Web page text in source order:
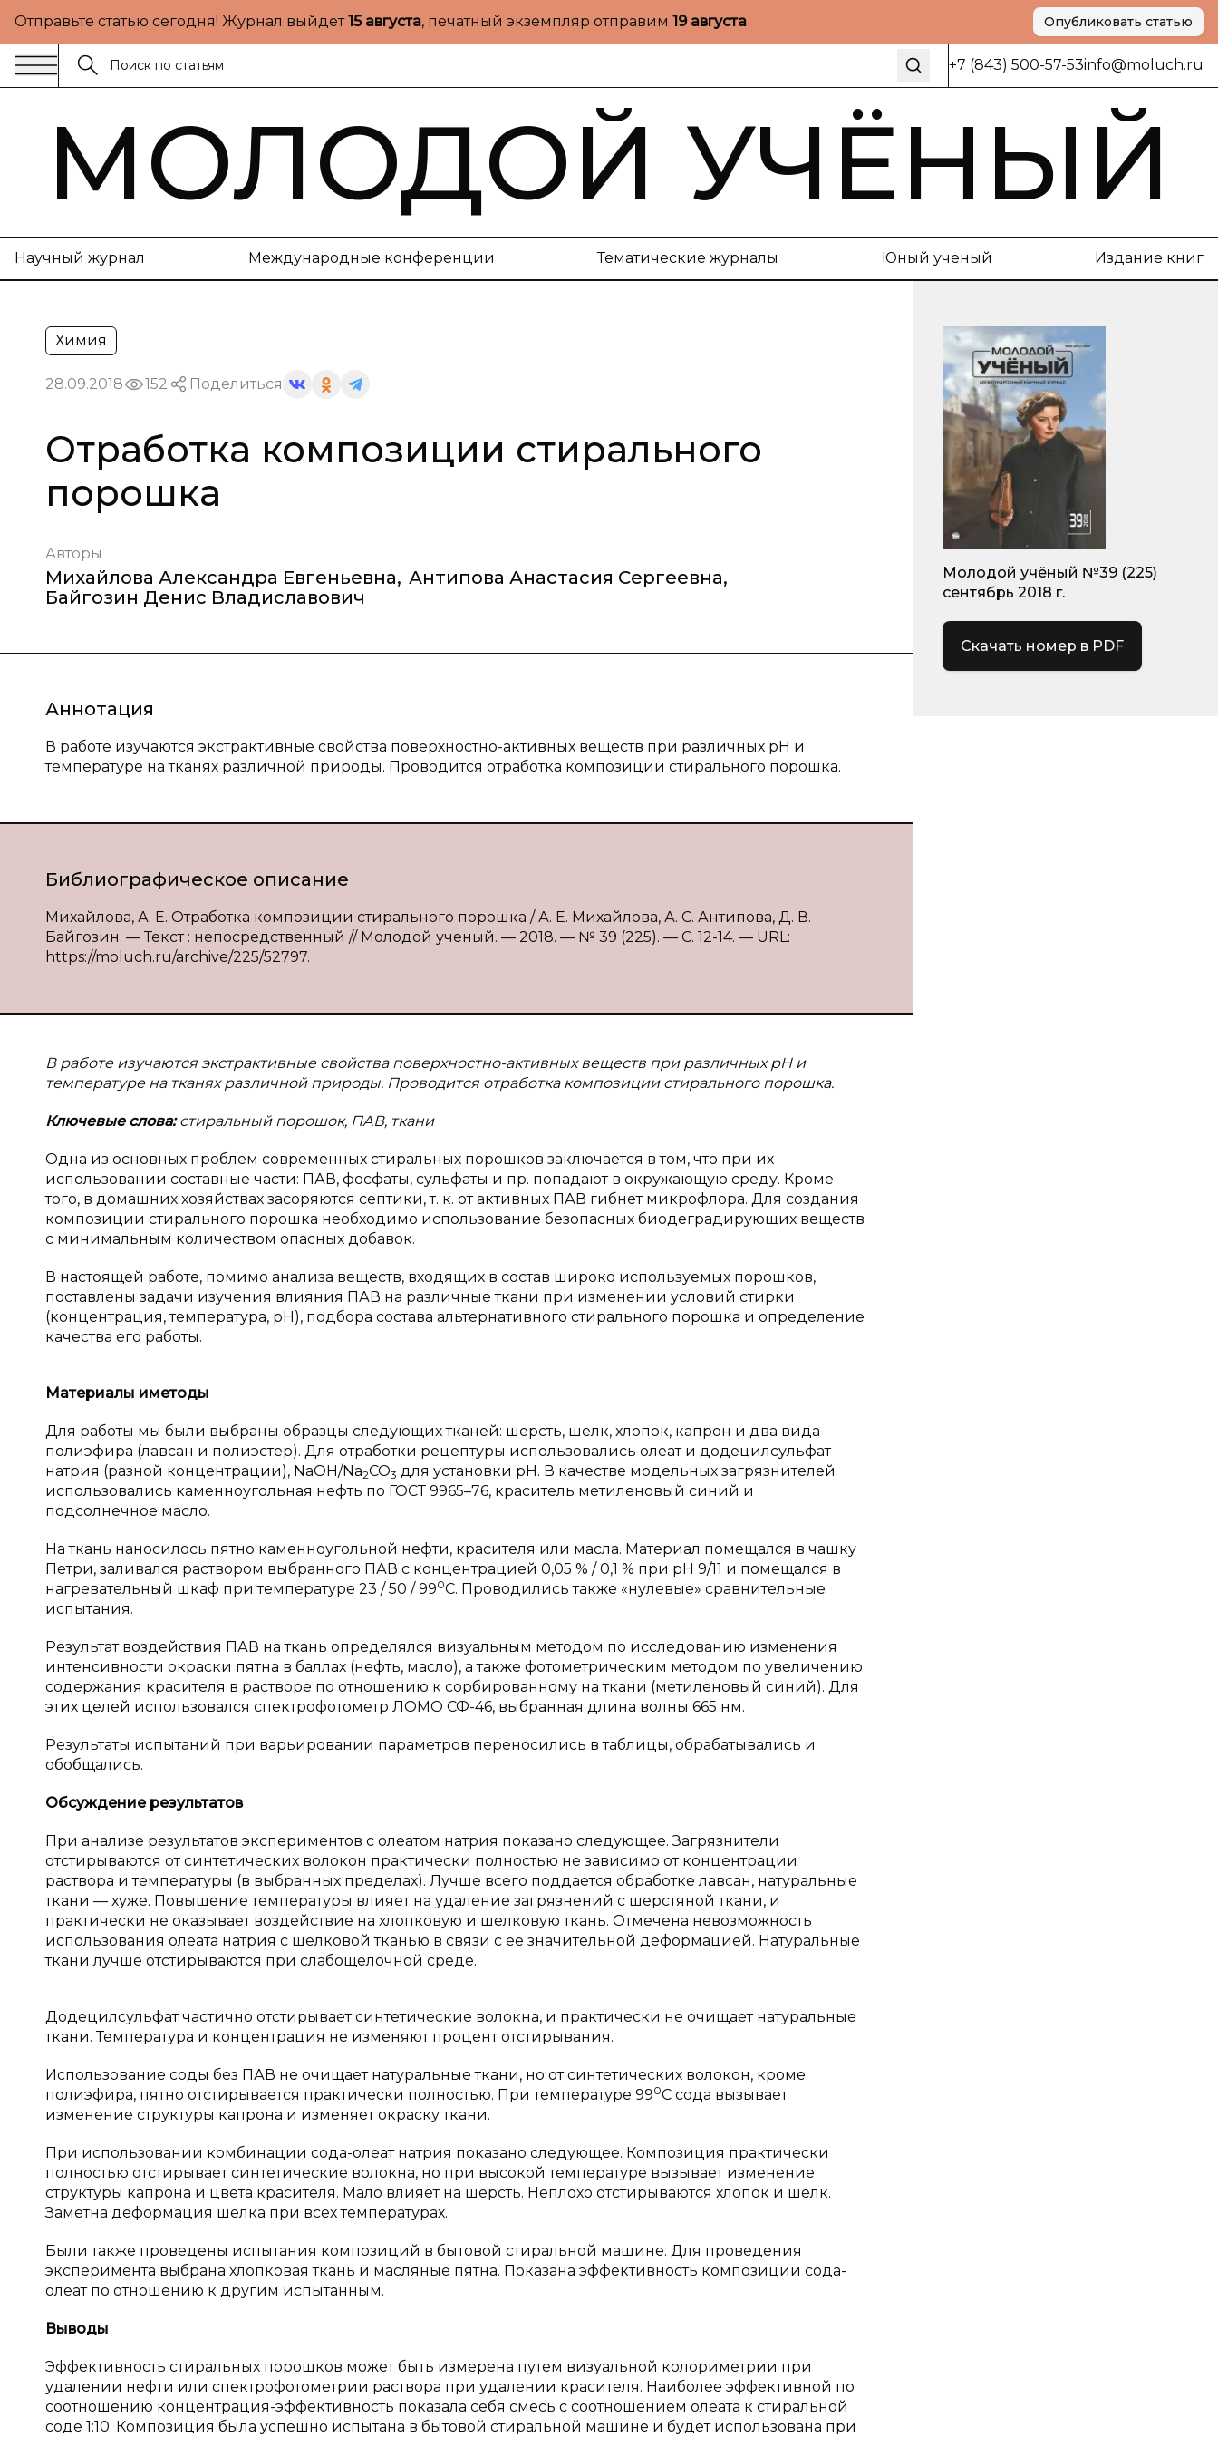
Отправьте статью сегодня! Журнал выйдет15 августа, печатный экземпляр отправим 19 августа Опубликовать статью
+7 (843) 500-57-53info@moluch.ru
МОЛОДОЙ УЧЁНЫЙ
Научный журнал Международные конференции Тематические журналы Юный ученый Издание книг
Химия
28.09.2018 152 Поделиться
Отработка композиции стирального
порошка
Авторы
Михайлова Александра Евгеньевна, Антипова Анастасия Сергеевна,
Байгозин Денис Владиславович
Аннотация
В работе изучаются экстрактивные свойства поверхностно-активных веществ при различных pH и
температуре на тканях различной природы. Проводится отработка композиции стирального порошка.
Библиографическое описание
Михайлова, А. Е. Отработка композиции стирального порошка / А. Е. Михайлова, А. С. Антипова, Д. В.
Байгозин. — Текст : непосредственный // Молодой ученый. — 2018. — № 39 (225). — С. 12-14. — URL:
https://moluch.ru/archive/225/52797.
В работе изучаются экстрактивные свойства поверхностно-активных веществ при различных pH и
температуре на тканях различной природы. Проводится отработка композиции стирального порошка.
Ключевые слова:стиральный порошок, ПАВ, ткани
Одна из основных проблем современных стиральных порошков заключается в том, что при их
использовании составные части: ПАВ, фосфаты, сульфаты и пр. попадают в окружающую среду. Кроме
того, в домашних хозяйствах засоряются септики, т. к. от активных ПАВ гибнет микрофлора. Для создания
композиции стирального порошка необходимо использование безопасных биодеградирующих веществ
с минимальным количеством опасных добавок.
В настоящей работе, помимо анализа веществ, входящих в состав широко используемых порошков,
поставлены задачи изучения влияния ПАВ на различные ткани при изменении условий стирки
(концентрация, температура, pH), подбора состава альтернативного стирального порошка и определение
качества его работы.
Материалы иметоды
Для работы мы были выбраны образцы следующих тканей: шерсть, шелк, хлопок, капрон и два вида
полиэфира (лавсан и полиэстер). Для отработки рецептуры использовались олеат и додецилсульфат
натрия (разной концентрации), NaOH/Na2CO3 для установки pH. В качестве модельных загрязнителей
использовались каменноугольная нефть по ГОСТ 9965–76, краситель метиленовый синий и
подсолнечное масло.
На ткань наносилось пятно каменноугольной нефти, красителя или масла. Материал помещался в чашку
Петри, заливался раствором выбранного ПАВ с концентрацией 0,05 % / 0,1 % при pH 9/11 и помещался в
нагревательный шкаф при температуре 23 / 50 / 990С. Проводились также «нулевые» сравнительные
испытания.
Результат воздействия ПАВ на ткань определялся визуальным методом по исследованию изменения
интенсивности окраски пятна в баллах (нефть, масло), а также фотометрическим методом по увеличению
содержания красителя в растворе по отношению к сорбированному на ткани (метиленовый синий). Для
этих целей использовался спектрофотометр ЛОМО СФ-46, выбранная длина волны 665 нм.
Результаты испытаний при варьировании параметров переносились в таблицы, обрабатывались и
обобщались.
Обсуждение результатов
При анализе результатов экспериментов с олеатом натрия показано следующее. Загрязнители
отстирываются от синтетических волокон практически полностью не зависимо от концентрации
раствора и температуры (в выбранных пределах). Лучше всего поддается обработке лавсан, натуральные
ткани — хуже. Повышение температуры влияет на удаление загрязнений с шерстяной ткани, и
практически не оказывает воздействие на хлопковую и шелковую ткань. Отмечена невозможность
использования олеата натрия с шелковой тканью в связи с ее значительной деформацией. Натуральные
ткани лучше отстирываются при слабощелочной среде.
Додецилсульфат частично отстирывает синтетические волокна, и практически не очищает натуральные
ткани. Температура и концентрация не изменяют процент отстирывания.
Использование соды без ПАВ не очищает натуральные ткани, но от синтетических волокон, кроме
полиэфира, пятно отстирывается практически полностью. При температуре 990С сода вызывает
изменение структуры капрона и изменяет окраску ткани.
При использовании комбинации сода-олеат натрия показано следующее. Композиция практически
полностью отстирывает синтетические волокна, но при высокой температуре вызывает изменение
структуры капрона и цвета красителя. Мало влияет на шерсть. Неплохо отстирываются хлопок и шелк.
Заметна деформация шелка при всех температурах.
Были также проведены испытания композиций в бытовой стиральной машине. Для проведения
эксперимента выбрана хлопковая ткань и масляные пятна. Показана эффективность композиции сода-
олеат по отношению к другим испытанным.
Выводы
Эффективность стиральных порошков может быть измерена путем визуальной колориметрии при
удалении нефти или спектрофотометрии раствора при удалении красителя. Наиболее эффективной по
соотношению концентрация-эффективность показала себя смесь с соотношением олеата к стиральной
соде 1:10. Композиция была успешно испытана в бытовой стиральной машине и будет использована при
Молодой учёный №39 (225)
сентябрь 2018 г.
Скачать номер в PDF